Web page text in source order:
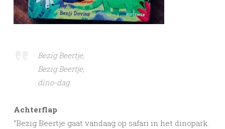
Bezig Beertje,
Bezig Beertje,
dino-dag.
Achterflap
“Bezig Beertje gaat vandaag op safari in het dinopark.